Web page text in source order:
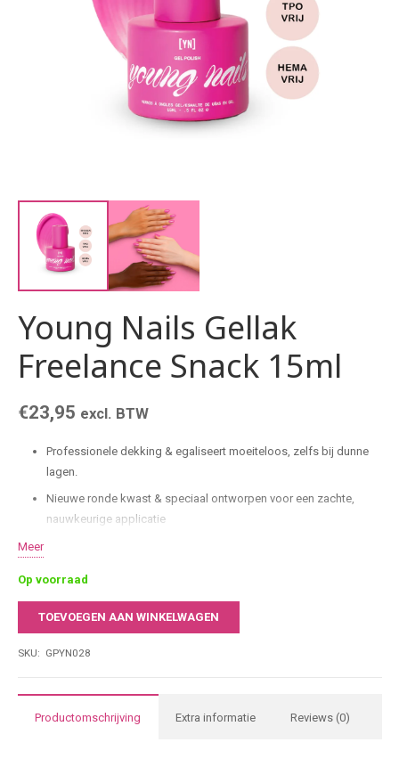
Young Nails Gellak
Freelance Snack 15ml
€23,95 excl. BTW
Professionele dekking & egaliseert moeiteloos, zelfs bij dunne
lagen.
Nieuwe ronde kwast & speciaal ontworpen voor een zachte,
nauwkeurige applicatie
15 ml salonformaat & ideaal voor intensief gebruik in
Meer
Op voorraad
Nails
TOEVOEGEN AAN WINKELWAGEN
SKU: GPYN028
Productomschrijving Extra informatie Reviews (0)